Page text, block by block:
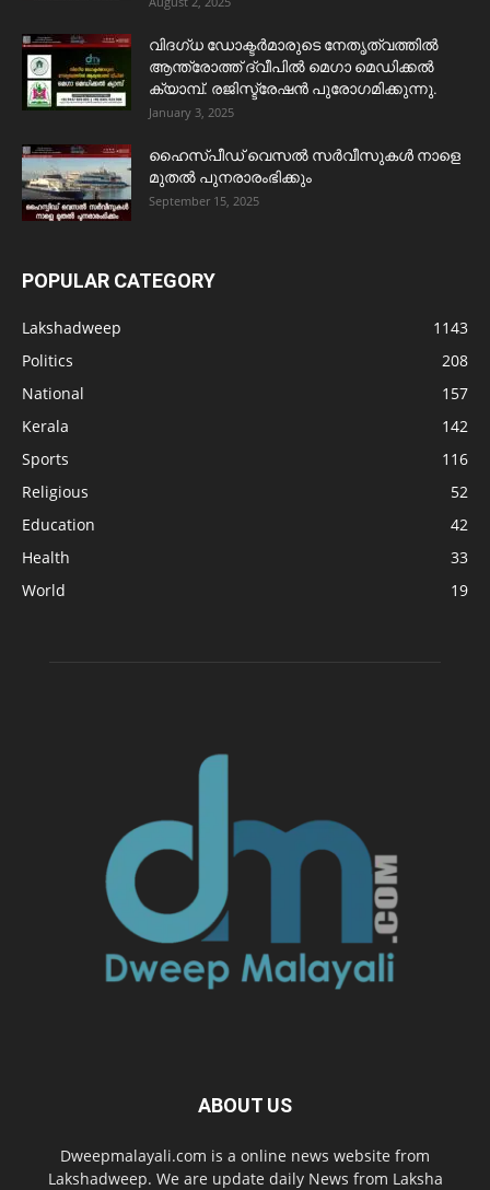
വിദഗ്ധ ഡോക്ടർമാരുടെ നേതൃത്വത്തിൽ
ആന്ത്രോത്ത് ദ്വീപിൽ മെഗാ മെഡിക്കൽ
ക്യാമ്പ്. രജിസ്ട്രേഷൻ പുരോഗമിക്കുന്നു.
January 3, 2025
ഹൈസ്പീഡ് വെസൽ സർവീസുകൾ നാളെ
മുതൽ പുനരാരംഭിക്കും
September 15, 2025
POPULAR CATEGORY
Lakshadweep
1143
Politics
208
National
157
Kerala
142
Sports
116
Religious
52
Education
42
Health
33
World
19
ABOUT US
Dweepmalayali.com is a online news website from
Lakshadweep. We are update daily News from Laksha